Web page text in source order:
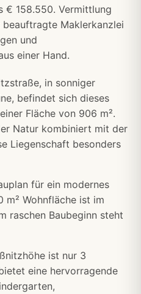
€ 158.550. Vermittlung
Maklerkanzlei
und
einer Hand.
in sonniger
befindet sich dieses
Fläche von 906 m².
Natur kombiniert mit der
Liegenschaft besonders
für ein modernes
m² Wohnfläche ist im
raschen Baubeginn steht
ist nur 3
eine hervorragende